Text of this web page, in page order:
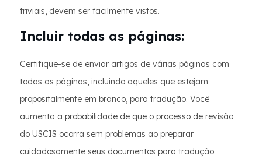
triviais, devem ser facilmente vistos.
Incluir todas as páginas:
Certifique-se de enviar artigos de várias páginas com
todas as páginas, incluindo aqueles que estejam
propositalmente em branco, para tradução. Você
aumenta a probabilidade de que o processo de revisão
do USCIS ocorra sem problemas ao preparar
cuidadosamente seus documentos para tradução